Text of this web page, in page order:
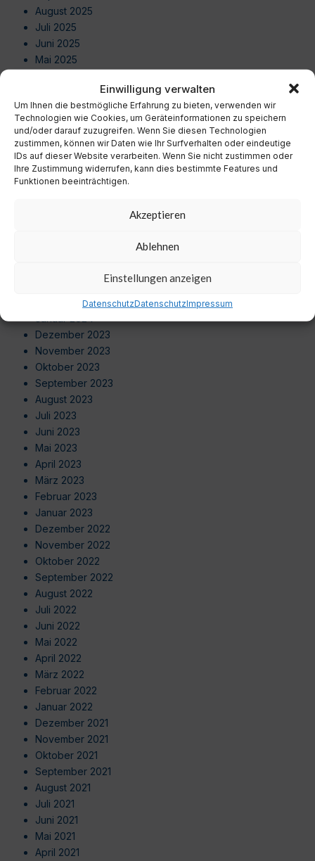
Einwilligung verwalten
Um Ihnen die bestmögliche Erfahrung zu bieten, verwenden wir
Technologien wie Cookies, um Geräteinformationen zu speichern
und/oder darauf zuzugreifen. Wenn Sie diesen Technologien
zustimmen, können wir Daten wie Ihr Surfverhalten oder eindeutige
IDs auf dieser Website verarbeiten. Wenn Sie nicht zustimmen oder
Ihre Zustimmung widerrufen, kann dies bestimmte Features und
Funktionen beeinträchtigen.
Akzeptieren
Ablehnen
Einstellungen anzeigen
DatenschutzDatenschutzImpressum
August 2025
Juli 2025
Juni 2025
Mai 2025
Februar 2025
Januar 2025
Dezember 2024
November 2024
Oktober 2024
September 2024
Februar 2024
Januar 2024
Dezember 2023
November 2023
Oktober 2023
September 2023
August 2023
Juli 2023
Juni 2023
Mai 2023
April 2023
März 2023
Februar 2023
Januar 2023
Dezember 2022
November 2022
Oktober 2022
September 2022
August 2022
Juli 2022
Juni 2022
Mai 2022
April 2022
März 2022
Februar 2022
Januar 2022
Dezember 2021
November 2021
Oktober 2021
September 2021
August 2021
Juli 2021
Juni 2021
Mai 2021
April 2021